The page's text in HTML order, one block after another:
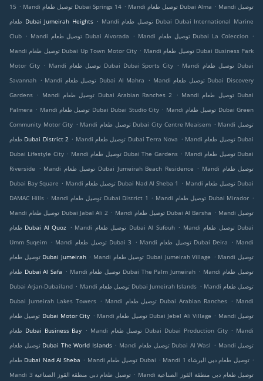
15 . Mandi توصيل طعام Dubai Springs 14 . Mandi توصيل طعام Dubai Alma . Mandi توصيل
طعام Dubai Jumeirah Heights . Mandi توصيل طعام Dubai Dubai International Marine
Club . Mandi توصيل طعام Dubai Alvorada . Mandi توصيل طعام Dubai La Coleccion .
Mandi توصيل طعام Dubai Up Town Motor City . Mandi توصيل طعام Dubai Business Park
Motor City . Mandi توصيل طعام Dubai Dubai Sports City . Mandi توصيل طعام Dubai
Savannah . Mandi توصيل طعام Dubai Al Mahra . Mandi توصيل طعام Dubai Discovery
Gardens . Mandi توصيل طعام Dubai Arabian Ranches 2 . Mandi توصيل طعام Dubai
Palmera . Mandi توصيل طعام Dubai Dubai Studio City . Mandi توصيل طعام Dubai Green
Community Motor City . Mandi توصيل طعام Dubai City Centre Meaisem . Mandi توصيل
طعام Dubai District 2 . Mandi توصيل طعام Dubai Terra Nova . Mandi توصيل طعام Dubai
Dubai Lifestyle City . Mandi توصيل طعام Dubai The Gardens . Mandi توصيل طعام Dubai
Riverside
. Mandi توصيل طعام Dubai Jumeirah Beach Residence . Mandi توصيل طعام
Dubai Bay Square . Mandi توصيل طعام Dubai Nad Al Sheba 1 . Mandi توصيل طعام Dubai
DAMAC Hills . Mandi توصيل طعام Dubai District 1 . Mandi توصيل طعام Dubai Mirador .
Mandi توصيل طعام Dubai Jabal Ali 2 . Mandi توصيل طعام Dubai Al Barsha . Mandi توصيل
طعام Dubai Al Quoz . Mandi توصيل طعام Dubai Al Sufouh . Mandi توصيل طعام Dubai
Umm Suqeim . Mandi توصيل طعام Dubai 3 . Mandi توصيل طعام Dubai Deira . Mandi
توصيل طعام Dubai Jumeirah . Mandi توصيل طعام Dubai Jumeirah Village . Mandi توصيل
طعام Dubai Al Safa . Mandi توصيل طعام Dubai The Palm Jumeirah . Mandi توصيل طعام
Dubai Arjan-Dubailand . Mandi توصيل طعام Dubai Jumeirah Islands . Mandi توصيل طعام
Dubai Jumeirah Lakes Towers . Mandi توصيل طعام Dubai Arabian Ranches . Mandi
توصيل طعام Dubai Motor City . Mandi توصيل طعام Dubai Jebel Ali Village . Mandi توصيل
طعام Dubai Business Bay . Mandi توصيل طعام Dubai Dubai Production City . Mandi
توصيل طعام Dubai The World Islands . Mandi توصيل طعام Dubai Al Wasl . Mandi توصيل
طعام Dubai Nad Al Sheba . Mandi توصيل طعام Dubai . Mandi توصيل طعام دبي البرشاء 1 .
Mandi توصيل طعام دبي منطقة القوز الصناعية 3 . Mandi توصيل طعام دبي منطقة القوز الصناعية